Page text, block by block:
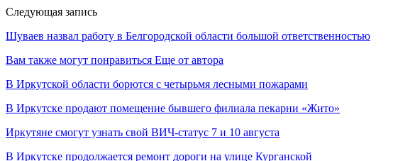
Следующая запись
Шуваев назвал работу в Белгородской области большой ответственностью
Вам также могут понравиться Еще от автора
В Иркутской области борются с четырьмя лесными пожарами
В Иркутске продают помещение бывшего филиала пекарни «Жито»
Иркутяне смогут узнать свой ВИЧ-статус 7 и 10 августа
В Иркутске продолжается ремонт дороги на улице Курганской